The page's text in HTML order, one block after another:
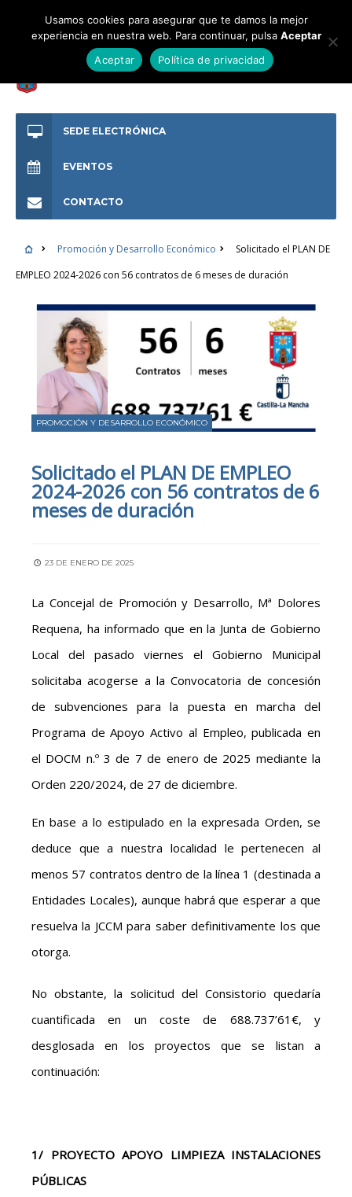
SEDE ELECTRÓNICA
EVENTOS
CONTACTO
Promoción y Desarrollo Económico
Solicitado el PLAN DE
EMPLEO 2024-2026 con 56 contratos de 6 meses de duración
PROMOCIÓN Y DESARROLLO ECONÓMICO
Solicitado el PLAN DE EMPLEO
2024-2026 con 56 contratos de 6
meses de duración
23 DE ENERO DE 2025
La Concejal de Promoción y Desarrollo, Mª Dolores
Requena, ha informado que en la Junta de Gobierno
Local del pasado viernes el Gobierno Municipal
solicitaba acogerse a la Convocatoria de concesión
de subvenciones para la puesta en marcha del
Programa de Apoyo Activo al Empleo, publicada en
el DOCM n.º 3 de 7 de enero de 2025 mediante la
Orden 220/2024, de 27 de diciembre.
En base a lo estipulado en la expresada Orden, se
deduce que a nuestra localidad le pertenecen al
menos 57 contratos dentro de la línea 1 (destinada a
Entidades Locales), aunque habrá que esperar a que
resuelva la JCCM para saber definitivamente los que
otorga.
No obstante, la solicitud del Consistorio quedaría
cuantificada en un coste de 688.737’61€, y
desglosada en los proyectos que se listan a
continuación:
1/ PROYECTO APOYO LIMPIEZA INSTALACIONES
PÚBLICAS
Usamos cookies para asegurar que te damos la mejor
experiencia en nuestra web. Para continuar, pulsa Aceptar
Aceptar
Política de privacidad